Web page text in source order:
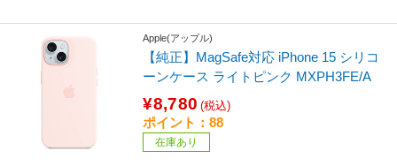
Apple(アップル)
【純正】MagSafe対応 iPhone 15 シリコ
ーンケース ライトピンク MXPH3FE/A
¥8,780 (税込)
ポイント：88
在庫あり